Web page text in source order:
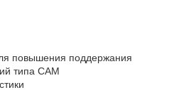
повышения поддержания
типа CAM